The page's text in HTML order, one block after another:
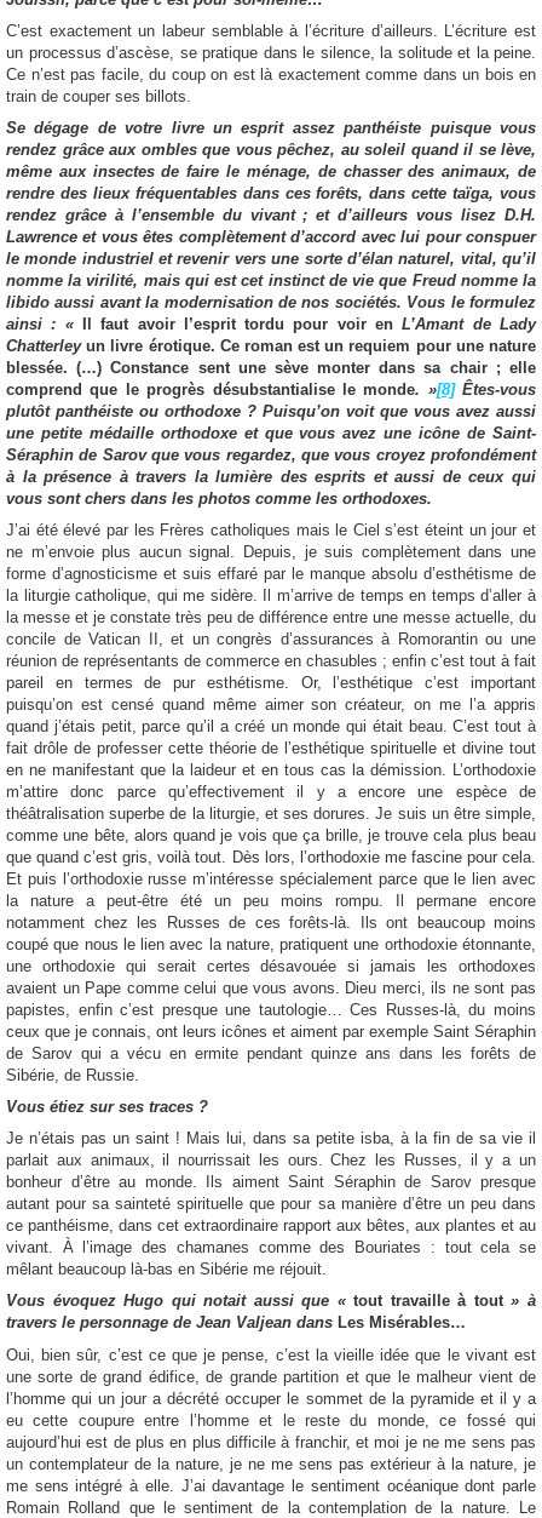
C’est exactement un labeur semblable à l’écriture d’ailleurs. L’écriture est
un processus d’ascèse, se pratique dans le silence, la solitude et la peine.
Ce n’est pas facile, du coup on est là exactement comme dans un bois en
train de couper ses billots.
Se dégage de votre livre un esprit assez panthéiste puisque vous
rendez grâce aux ombles que vous pêchez, au soleil quand il se lève,
même aux insectes de faire le ménage, de chasser des animaux, de
rendre des lieux fréquentables dans ces forêts, dans cette taïga, vous
rendez grâce à l’ensemble du vivant ; et d’ailleurs vous lisez D.H.
Lawrence et vous êtes complètement d’accord avec lui pour conspuer
le monde industriel et revenir vers une sorte d’élan naturel, vital, qu’il
nomme la virilité, mais qui est cet instinct de vie que Freud nomme la
libido aussi avant la modernisation de nos sociétés. Vous le formulez
ainsi : «
Il faut avoir l’esprit tordu pour voir enL’Amant de Lady
Chatterleyun livre érotique. Ce roman est un requiem pour une nature
blessée. (…) Constance sent une sève monter dans sa chair ; elle
comprend que le progrès désubstantialise le monde. »[8] Êtes-vous
plutôt panthéiste ou orthodoxe ? Puisqu’on voit que vous avez aussi
une petite médaille orthodoxe et que vous avez une icône de Saint-
Séraphin de Sarov que vous regardez, que vous croyez profondément
à la présence à travers la lumière des esprits et aussi de ceux qui
vous sont chers dans les photos comme les orthodoxes.
J’ai été élevé par les Frères catholiques mais le Ciel s’est éteint un jour et
ne m’envoie plus aucun signal. Depuis, je suis complètement dans une
forme d’agnosticisme et suis effaré par le manque absolu d’esthétisme de
la liturgie catholique, qui me sidère. Il m’arrive de temps en temps d’aller à
la messe et je constate très peu de différence entre une messe actuelle, du
concile de Vatican II, et un congrès d’assurances à Romorantin ou une
réunion de représentants de commerce en chasubles ; enfin c’est tout à fait
pareil en termes de pur esthétisme. Or, l’esthétique c’est important
puisqu’on est censé quand même aimer son créateur, on me l’a appris
quand j’étais petit, parce qu’il a créé un monde qui était beau. C’est tout à
fait drôle de professer cette théorie de l’esthétique spirituelle et divine tout
en ne manifestant que la laideur et en tous cas la démission. L’orthodoxie
m’attire donc parce qu’effectivement il y a encore une espèce de
théâtralisation superbe de la liturgie, et ses dorures. Je suis un être simple,
comme une bête, alors quand je vois que ça brille, je trouve cela plus beau
que quand c’est gris, voilà tout. Dès lors, l’orthodoxie me fascine pour cela.
Et puis l’orthodoxie russe m’intéresse spécialement parce que le lien avec
la nature a peut-être été un peu moins rompu. Il permane encore
notamment chez les Russes de ces forêts-là. Ils ont beaucoup moins
coupé que nous le lien avec la nature, pratiquent une orthodoxie étonnante,
une orthodoxie qui serait certes désavouée si jamais les orthodoxes
avaient un Pape comme celui que vous avons. Dieu merci, ils ne sont pas
papistes, enfin c’est presque une tautologie… Ces Russes-là, du moins
ceux que je connais, ont leurs icônes et aiment par exemple Saint Séraphin
de Sarov qui a vécu en ermite pendant quinze ans dans les forêts de
Sibérie, de Russie.
Vous étiez sur ses traces ?
Je n’étais pas un saint ! Mais lui, dans sa petite isba, à la fin de sa vie il
parlait aux animaux, il nourrissait les ours. Chez les Russes, il y a un
bonheur d’être au monde. Ils aiment Saint Séraphin de Sarov presque
autant pour sa sainteté spirituelle que pour sa manière d’être un peu dans
ce panthéisme, dans cet extraordinaire rapport aux bêtes, aux plantes et au
vivant. À l’image des chamanes comme des Bouriates : tout cela se
mêlant beaucoup là-bas en Sibérie me réjouit.
Vous évoquez Hugo qui notait aussi que «tout travaille à tout» à
travers le personnage de Jean Valjean dans Les Misérables…
Oui, bien sûr, c’est ce que je pense, c’est la vieille idée que le vivant est
une sorte de grand édifice, de grande partition et que le malheur vient de
l’homme qui un jour a décrété occuper le sommet de la pyramide et il y a
eu cette coupure entre l’homme et le reste du monde, ce fossé qui
aujourd’hui est de plus en plus difficile à franchir, et moi je ne me sens pas
un contemplateur de la nature, je ne me sens pas extérieur à la nature, je
me sens intégré à elle. J’ai davantage le sentiment océanique dont parle
Romain Rolland que le sentiment de la contemplation de la nature. Le